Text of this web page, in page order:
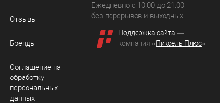
Отзывы
Бренды
Соглашение на
обработку
персональных
данных
Ежедневно с 10:00 до 21:00
без перерывов и выходных
Поддержка сайта —
компания «Пиксель Плюс»